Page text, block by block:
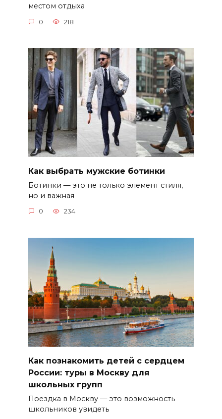
местом отдыха
0 218
Как выбрать мужские ботинки
Ботинки — это не только элемент стиля,
но и важная
0 234
Как познакомить детей с сердцем
России: туры в Москву для
школьных групп
Поездка в Москву — это возможность
школьников увидеть